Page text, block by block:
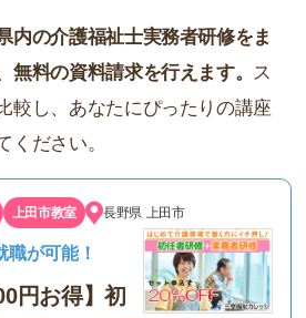
内の介護福祉士実務者研修をま
無料の資料請求を行えます。 ス
較し、あなたにぴったりの講座
ださい。
上田市教室 長野県 上田市
職が可能！
円お得】初